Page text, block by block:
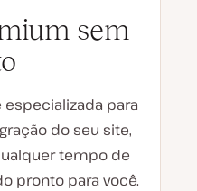
sem
para
do seu site,
tempo de
pronto para você.